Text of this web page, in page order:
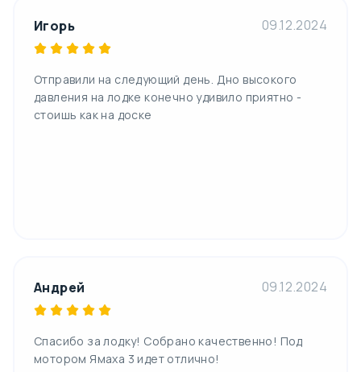
Игорь 09.12.2024
Отправили на следующий день. Дно высокого
давления на лодке конечно удивило приятно -
стоишь как на доске
Андрей 09.12.2024
Спасибо за лодку! Собрано качественно! Под
мотором Ямаха 3 идет отлично!